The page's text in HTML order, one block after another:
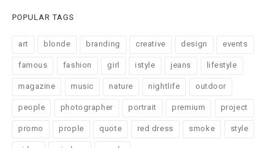
POPULAR TAGS
art blonde branding creative design events
famous fashion girl istyle jeans lifestyle
magazine music nature nightlife outdoor
people photographer portrait premium project
promo prople quote red dress smoke style